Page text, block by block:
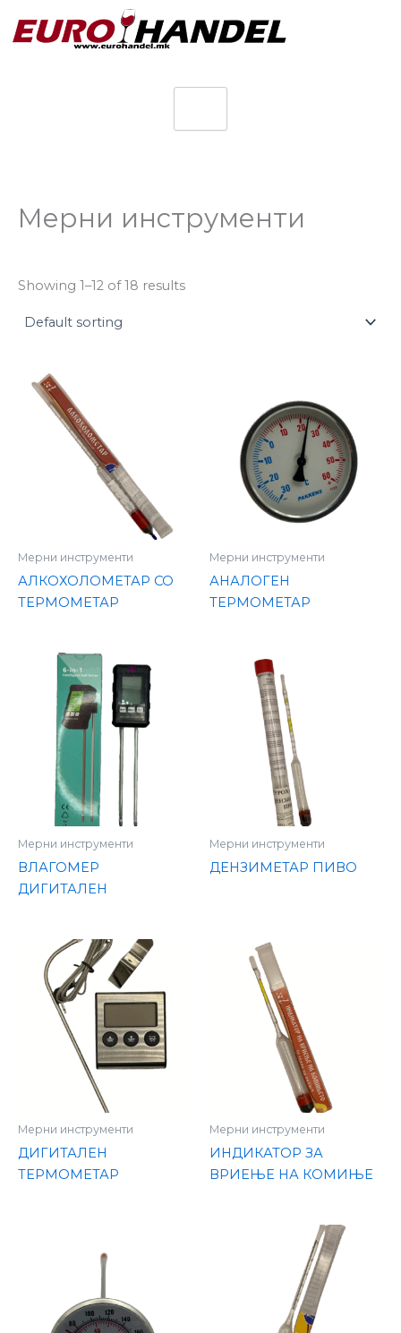
Мерни инструменти
Showing 1–12 of 18 results
Мерни инструменти
АЛКОХОЛОМЕТАР СО
ТЕРМОМЕТАР
Мерни инструменти
АНАЛОГЕН
ТЕРМОМЕТАР
Мерни инструменти
ВЛАГОМЕР
ДИГИТАЛЕН
Мерни инструменти
ДЕНЗИМЕТАР ПИВО
Мерни инструменти
ДИГИТАЛЕН
ТЕРМОМЕТАР
Мерни инструменти
ИНДИКАТОР ЗА
ВРИЕЊЕ НА КОМИЊЕ